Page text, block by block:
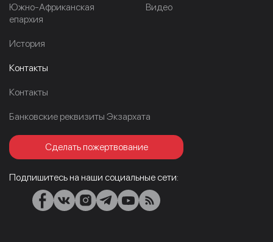
Южно-Африканская
епархия
История
Видео
Контакты
Контакты
Банковские реквизиты Экзархата
Сделать пожертвование
Подпишитесь на наши социальные сети: